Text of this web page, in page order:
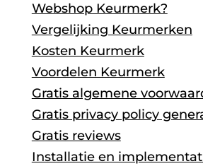
Webshop Keurmerk?
Vergelijking Keurmerken
Kosten Keurmerk
Voordelen Keurmerk
Gratis algemene
Gratis privacy policy
Gratis reviews
Installatie en